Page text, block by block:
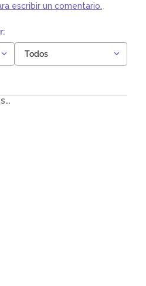
escribir un comentario.
Todos